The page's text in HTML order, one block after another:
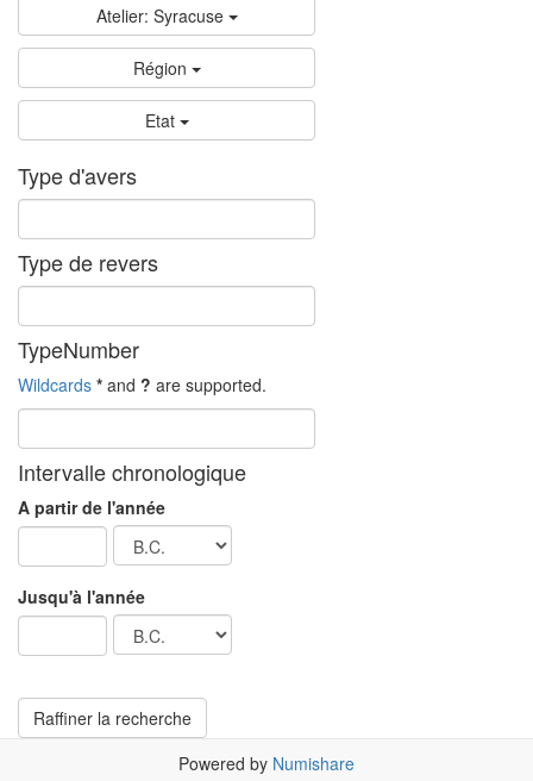
Atelier: Syracuse
Région
Etat
Type d'avers
Type de revers
TypeNumber
Wildcards * and ? are supported.
Intervalle chronologique
A partir de l'année
Jusqu'à l'année
Powered by Numishare